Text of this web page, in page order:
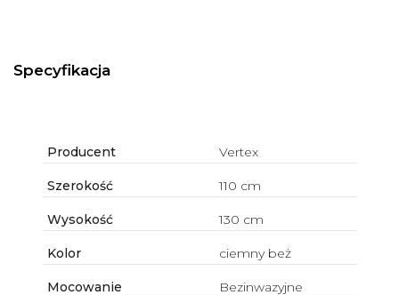
Specyfikacja
Producent Vertex
Szerokość 110 cm
Wysokość 130 cm
Kolor ciemny beż
Mocowanie Bezinwazyjne